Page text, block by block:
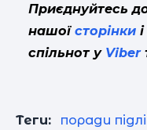
Приєднуйтесь
нашої сторінки і
спільнот у Viber
Теги: поради